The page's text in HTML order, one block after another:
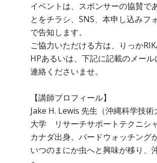
イベントは、スポンサーの協賛で
とをチラシ、SNS、本申し込みフ
で告知します。
ご協力いただける方は、りっか
HPあるいは、下記に記載のメール
連絡くださいませ。
【講師プロフィール】
Jake H. Lewis 先生（沖縄科学技術
大学 リサーチサポートテクニシャ
カナダ出身。バードウォッチングか
いつのまにか虫へと興味が移り、